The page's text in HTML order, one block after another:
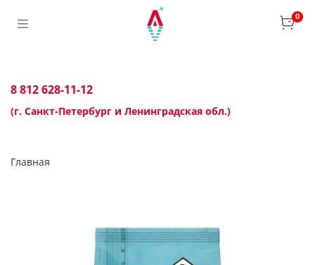
0
Главная
8 812 628-11-12
(г. Санкт-Петербург и Ленинградская обл.)